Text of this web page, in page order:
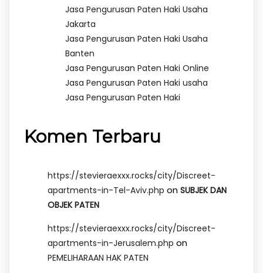
Jasa Pengurusan Paten Haki Usaha
Jakarta
Jasa Pengurusan Paten Haki Usaha
Banten
Jasa Pengurusan Paten Haki Online
Jasa Pengurusan Paten Haki usaha
Jasa Pengurusan Paten Haki
Komen Terbaru
https://stevieraexxx.rocks/city/Discreet-
apartments-in-Tel-Aviv.php on SUBJEK DAN
OBJEK PATEN
https://stevieraexxx.rocks/city/Discreet-
apartments-in-Jerusalem.php on
PEMELIHARAAN HAK PATEN